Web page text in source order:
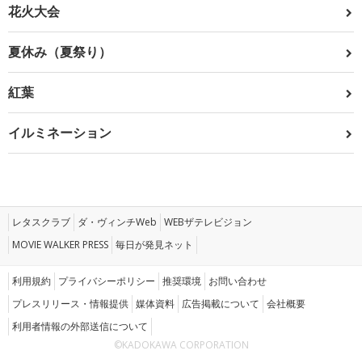
花火大会
夏休み（夏祭り）
紅葉
イルミネーション
レタスクラブ ダ・ヴィンチWeb WEBザテレビジョン
MOVIE WALKER PRESS 毎日が発見ネット
利用規約 プライバシーポリシー 推奨環境 お問い合わせ
プレスリリース・情報提供 媒体資料 広告掲載について 会社概要
利用者情報の外部送信について
©KADOKAWA CORPORATION